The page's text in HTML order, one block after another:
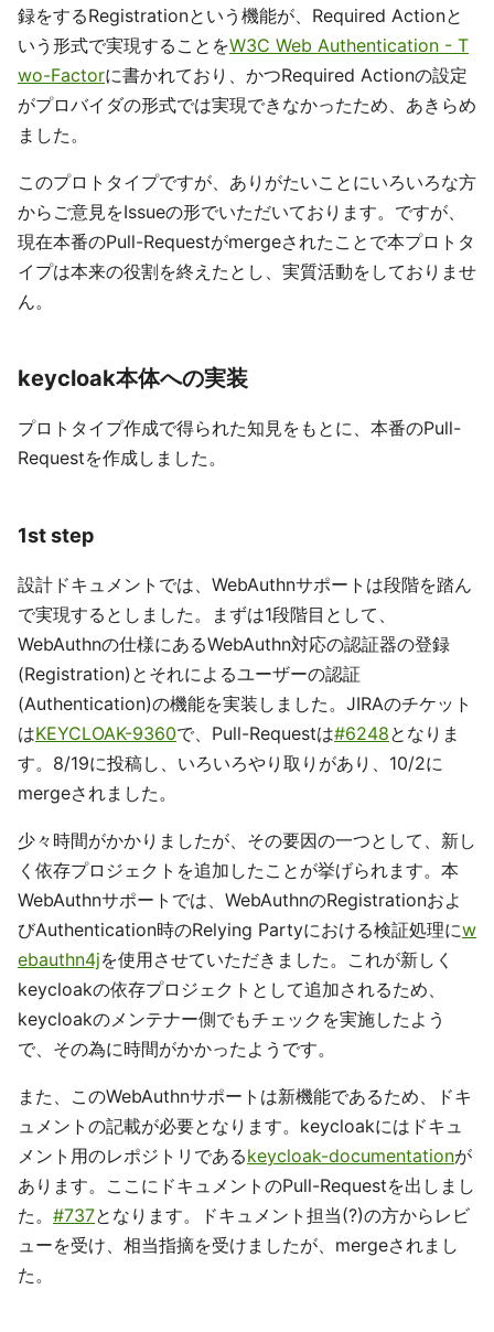
録をするRegistrationという機能が、Required Actionと
いう形式で実現することをW3C Web Authentication - T
wo-Factorに書かれており、かつRequired Actionの設定
がプロバイダの形式では実現できなかったため、あきらめ
ました。
このプロトタイプですが、ありがたいことにいろいろな方
からご意見をIssueの形でいただいております。ですが、
現在本番のPull-Requestがmergeされたことで本プロトタ
イプは本来の役割を終えたとし、実質活動をしておりませ
ん。
keycloak本体への実装
プロトタイプ作成で得られた知見をもとに、本番のPull-
Requestを作成しました。
1st step
設計ドキュメントでは、WebAuthnサポートは段階を踏ん
で実現するとしました。まずは1段階目として、
WebAuthnの仕様にあるWebAuthn対応の認証器の登録
(Registration)とそれによるユーザーの認証
(Authentication)の機能を実装しました。JIRAのチケット
はKEYCLOAK-9360で、Pull-Requestは#6248となりま
す。8/19に投稿し、いろいろやり取りがあり、10/2に
mergeされました。
少々時間がかかりましたが、その要因の一つとして、新し
く依存プロジェクトを追加したことが挙げられます。本
WebAuthnサポートでは、WebAuthnのRegistrationおよ
びAuthentication時のRelying Partyにおける検証処理にw
ebauthn4jを使用させていただきました。これが新しく
keycloakの依存プロジェクトとして追加されるため、
keycloakのメンテナー側でもチェックを実施したよう
で、その為に時間がかかったようです。
また、このWebAuthnサポートは新機能であるため、ドキ
ュメントの記載が必要となります。keycloakにはドキュ
メント用のレポジトリであるkeycloak-documentationが
あります。ここにドキュメントのPull-Requestを出しまし
た。 #737となります。ドキュメント担当(?)の方からレビ
ューを受け、相当指摘を受けましたが、mergeされまし
た。